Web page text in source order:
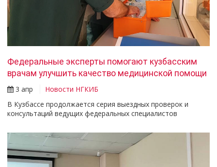
Федеральные эксперты помогают кузбасским
врачам улучшить качество медицинской помощи
3 апр
Новости НГКИБ
В Кузбассе продолжается серия выездных проверок и
консультаций ведущих федеральных специалистов